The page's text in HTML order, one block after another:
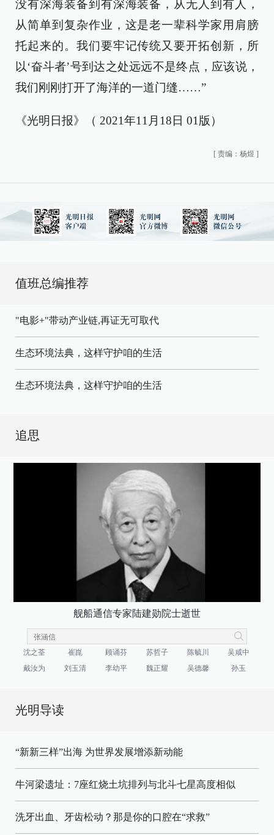
没有深海装备到有深海装备，从无人到有人，
从简单到复杂作业，这是老一辈科学家用肩膀
托起来的。我们要牢记传统又要开拓创新，所
以‘奋斗者’号到达之处远远不是终点，应该说，
我们刚刚打开了海洋的一道门缝……”
《光明日报》（ 2021年11月18日 01版）
[ 责编：杨煜 ]
值班总编推荐
"电影+"带动产业链,再证无可取代
生态环境法典，这样守护咱的生活
生态环境法典，这样守护咱的生活
追思
舰船通信专家陆建勋院士逝世
沈之荃 崔崑 顾诵芬 苏哲子 陈毓川
吴咸中
戴汝为
刘玉清 李幼平 魏正耀 吴德馨 孙玉
光明导读
“新新三样”出海 为世界发展增添新动能
牛河梁遗址：7座红烧土坑排列与北斗七星高度相似
洗牙出血、牙齿松动？那是你的口腔在“求救”